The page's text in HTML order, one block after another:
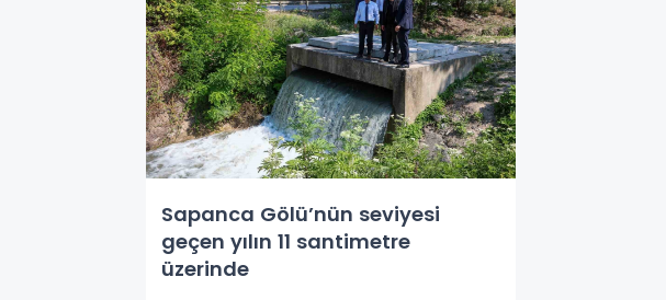
Sapanca Gölü’nün seviyesi
geçen yılın 11 santimetre
üzerinde